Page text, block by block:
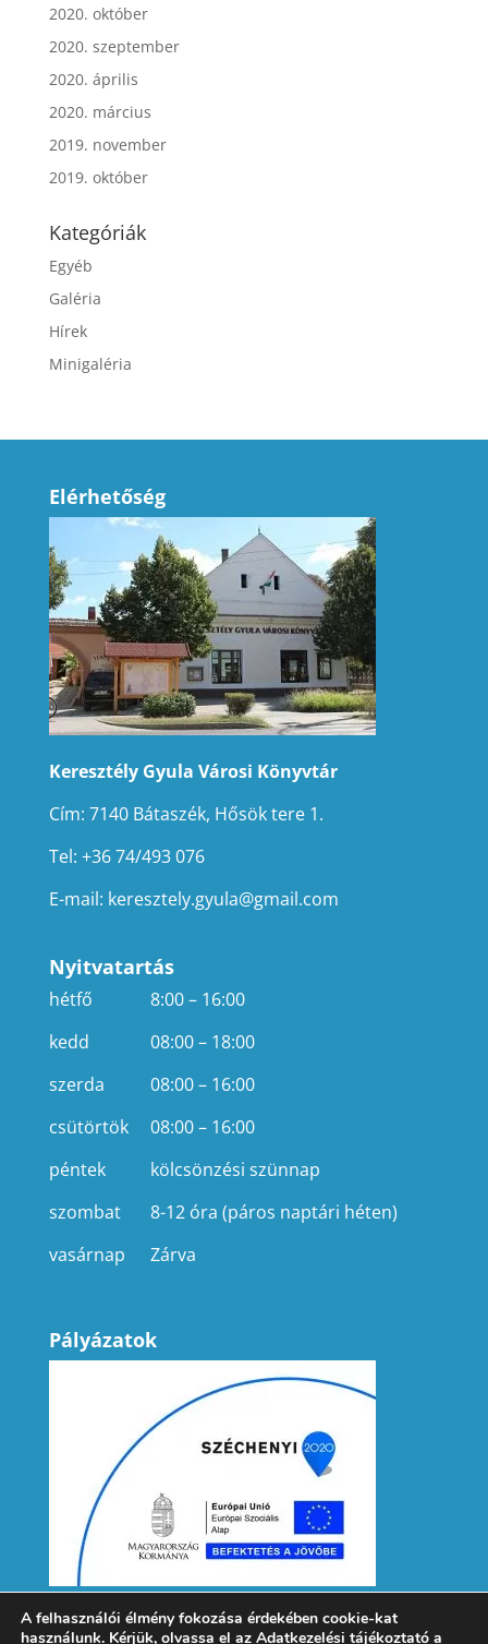
2020. október
2020. szeptember
2020. április
2020. március
2019. november
2019. október
Kategóriák
Egyéb
Galéria
Hírek
Minigaléria
Elérhetőség
Keresztély Gyula Városi Könyvtár
Cím: 7140 Bátaszék, Hősök tere 1.
Tel: +36 74/493 076
E-mail: keresztely.gyula@gmail.com
Nyitvatartás
hétfő
8:00 – 16:00
kedd
08:00 – 18:00
szerda
08:00 – 16:00
csütörtök
08:00 – 16:00
péntek
kölcsönzési szünnap
szombat
8-12 óra (páros naptári héten)
vasárnap
Zárva
Pályázatok
A felhasználói élmény fokozása érdekében cookie-kat
használunk. Kérjük, olvassa el az Adatkezelési tájékoztató a